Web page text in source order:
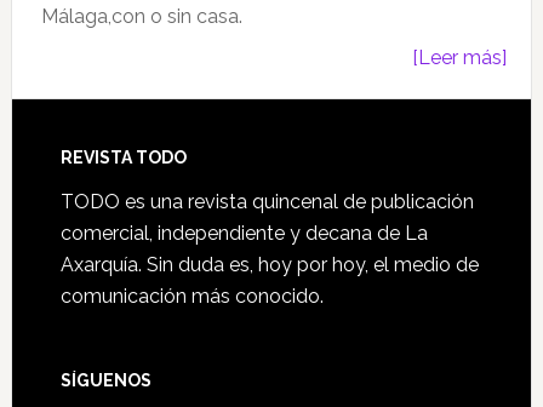
Málaga,con o sin casa.
[Leer más]
Footer
REVISTA TODO
TODO es una revista quincenal de publicación
comercial, independiente y decana de La
Axarquía. Sin duda es, hoy por hoy, el medio de
comunicación más conocido.
SÍGUENOS